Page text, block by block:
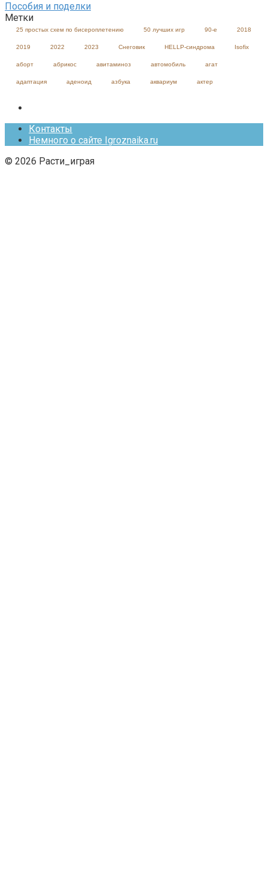
Пособия и поделки
Метки
25 простых схем по бисероплетению 50 лучших игр 90-е 2018
2019 2022 2023 Cнеговик HELLP-синдрома Isofix
аборт абрикос авитаминоз автомобиль агат
адаптация аденоид азбука аквариум актер
Контакты
Немного о сайте Igroznaika.ru
© 2026 Расти_играя